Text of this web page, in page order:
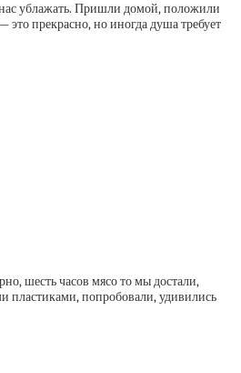
ублажать. Пришли домой, положили
прекрасно, но иногда душа требует
шесть часов мясо то мы достали,
пластиками, попробовали, удивились